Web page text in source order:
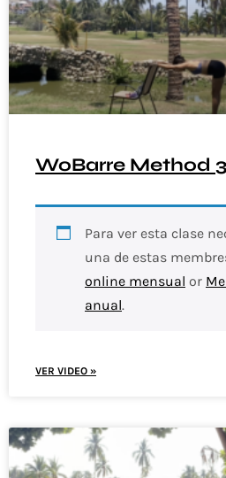
WoBarre Method 3
Para ver esta clase
una de estas
online mensual or
anual.
VER VIDEO »